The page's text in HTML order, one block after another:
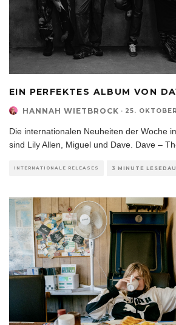
EIN PERFEKTES ALBUM VON
HANNAH WIETBROCK · 25.
Die internationalen Neuheiten der Woche
sind Lily Allen, Miguel und Dave. Dave –
INTERNATIONALE RELEASES 3 MINUTE